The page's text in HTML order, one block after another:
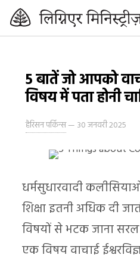
5 बातें जो आपको
विषय में पता होनी
हैरिसन पर्किन्स— 30 जनवरी 2025
धर्मसुधारवादी
शिक्षा इतनी अधिक दी
विषयों से भटक जाना सरल
एक विषय वाचाई